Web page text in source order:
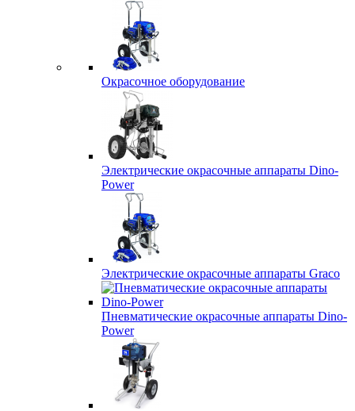
Окрасочное оборудование
Электрические окрасочные аппараты Dino-
Power
Электрические окрасочные аппараты Graco
Пневматические окрасочные аппараты Dino-
Power